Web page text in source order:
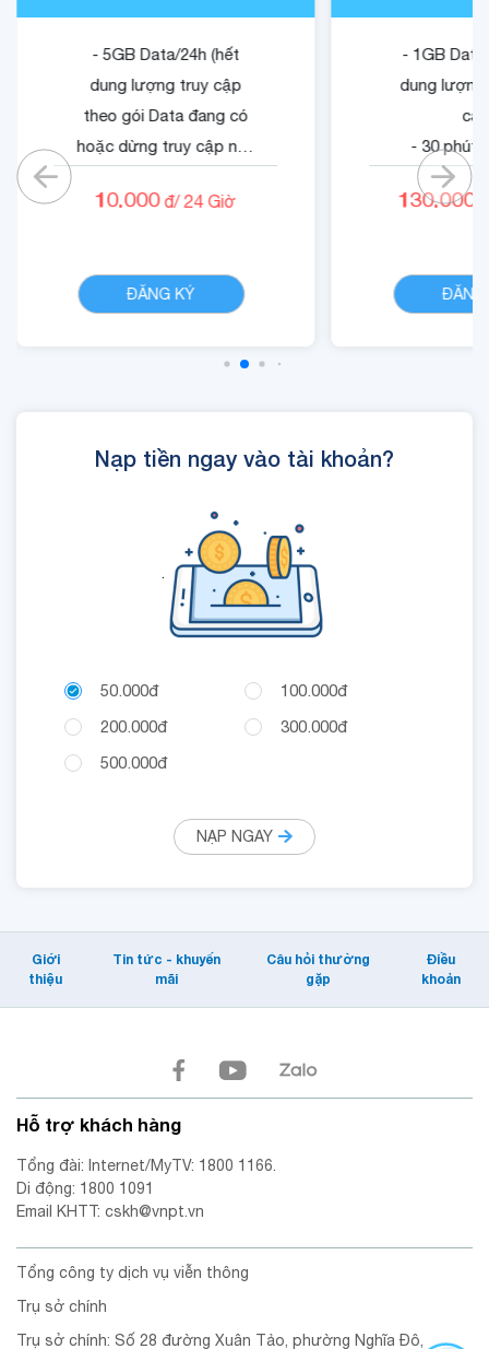
- 5GB Data/24h (hết
dung lượng truy cập
theo gói Data đang có
hoặc dừng truy cập nếu
- 05 phút ngoại mạng .
VinaPhone dưới 20 phút
- Cộng 300 RUBY, 01 Mã
10.000đ/ 24 Giờ
ĐĂNG KÝ
- 1GB
dung
- 30 phút
- 1500 phút
dung
130.000
ĐĂNG
Nạp tiền ngay vào tài khoản?
.
50.000đ
100.000đ
200.000đ
300.000đ
500.000đ
NẠP NGAY
Giới
thiệu
Tin tức - khuyến
mãi
Câu hỏi thường
gặp
Điều
khoản
Hỗ trợ khách hàng
Tổng đài: Internet/MyTV: 1800 1166.
Di động: 1800 1091
Email KHTT: cskh@vnpt.vn
Tổng công ty dịch vụ viễn thông
Trụ sở chính
Trụ sở chính: Số 28 đường Xuân Tảo, phường Nghĩa Đô,